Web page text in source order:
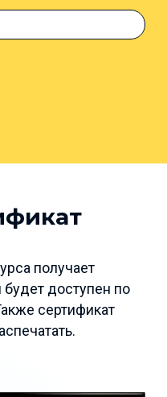
получает
доступен по
сертификат